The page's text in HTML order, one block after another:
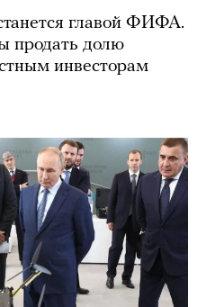
главой ФИФА.
продать долю
инвесторам